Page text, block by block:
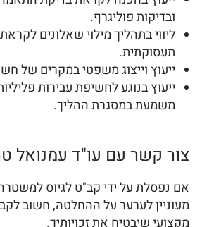
ובדיקות פוליגרף.
ליווי בתהליך מילוי שאלונים
תעסוקתית.
ייעוץ וייצוג משפטי במקרים של
ייעוץ בנוגע לחשיפת עבירות
משמעת במסגרת ההליך.
צור קשר עם עו"ד עמנואל
אם נפסלת על ידי קב"ט לגיוס
מעוניין לערער על ההחלטה, חשוב
מקצועי שיבטיח את זכויותיך.